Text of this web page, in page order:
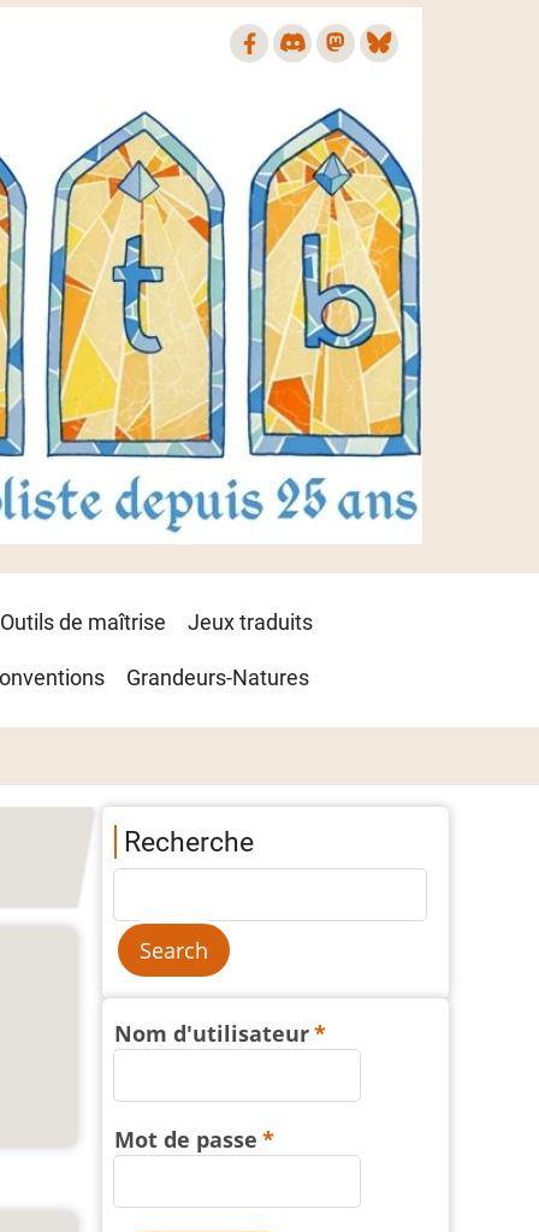
Outils de maîtrise Jeux traduits
Grandeurs-Natures
Recherche
Nom d'utilisateur
Mot de passe